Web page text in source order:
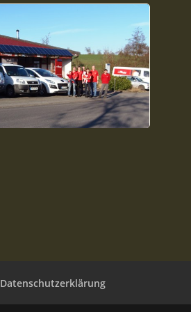
Datenschutzerklärung